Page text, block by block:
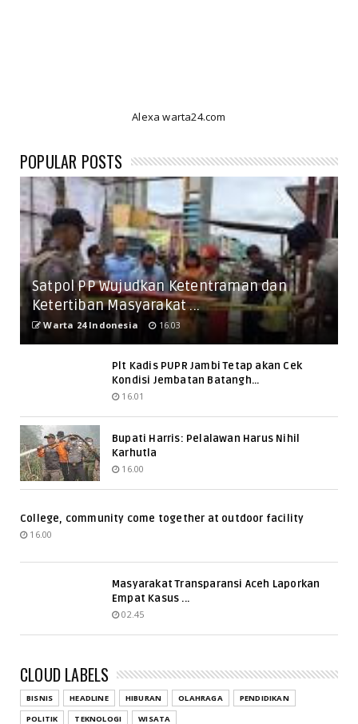
Alexa warta24.com
POPULAR POSTS
Satpol PP Wujudkan Ketentraman dan
Ketertiban Masyarakat ...
Warta 24 Indonesia 16.03
Plt Kadis PUPR Jambi Tetap akan Cek
Kondisi Jembatan Batangh...
16.01
Bupati Harris: Pelalawan Harus Nihil
Karhutla
16.00
College, community come together at outdoor facility
16.00
Masyarakat Transparansi Aceh Laporkan
Empat Kasus ...
02.45
CLOUD LABELS
BISNIS HEADLINE HIBURAN OLAHRAGA
PENDIDIKAN
POLITIK
TEKNOLOGI WISATA